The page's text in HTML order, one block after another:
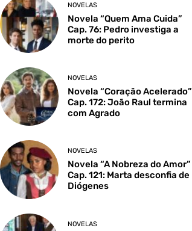
NOVELAS
Novela “Quem Ama Cuida”
Cap. 76: Pedro investiga a
morte do perito
NOVELAS
Novela “Coração Acelerado”
Cap. 172: João Raul termina
com Agrado
NOVELAS
Novela “A Nobreza do Amor”
Cap. 121: Marta desconfia de
Diógenes
NOVELAS